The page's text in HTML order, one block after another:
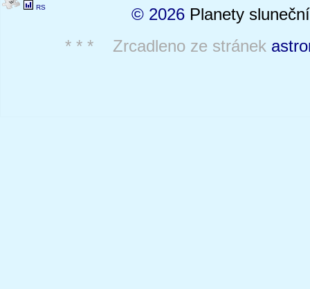
RS © 2026 Planety
* * * Zrcadleno ze stránek